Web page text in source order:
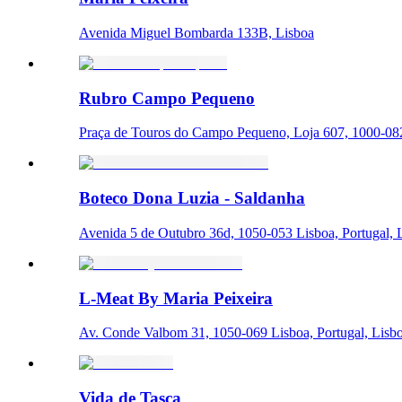
Avenida Miguel Bombarda 133B, Lisboa
Rubro Campo Pequeno
Praça de Touros do Campo Pequeno, Loja 607, 1000-
Boteco Dona Luzia - Saldanha
Avenida 5 de Outubro 36d, 1050-053 Lisboa, Portugal,
L-Meat By Maria Peixeira
Av. Conde Valbom 31, 1050-069 Lisboa, Portugal,
Vida de Tasca